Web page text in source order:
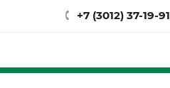
+7 (3012) 37-19-91